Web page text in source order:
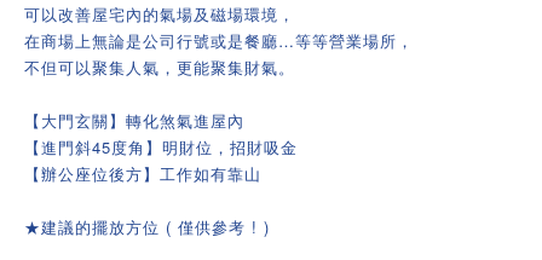
可以改善屋宅內的氣場及磁場環境，
在商場上無論是公司行號或是餐廳…等等營業場所，
不但可以聚集人氣，更能聚集財氣。
【大門玄關】轉化煞氣進屋內
【進門斜45度角】明財位，招財吸金
【辦公座位後方】工作如有靠山
★建議的擺放方位 ( 僅供參考 ! )